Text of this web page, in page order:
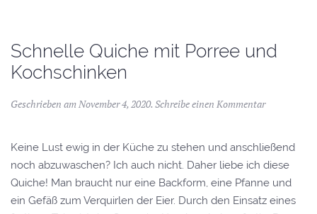
Schnelle Quiche mit Porree und
Kochschinken
Geschrieben amNovember 4, 2020. Schreibe einen Kommentar
Keine Lust ewig in der Küche zu stehen und anschließend
noch abzuwaschen? Ich auch nicht. Daher liebe ich diese
Quiche! Man braucht nur eine Backform, eine Pfanne und
ein Gefäß zum Verquirlen der Eier. Durch den Einsatz eines